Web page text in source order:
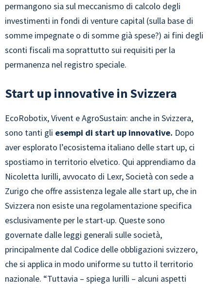
permangono sia sul meccanismo di calcolo degli
investimenti in fondi di venture capital (sulla base di
somme impegnate o di somme già spese?) ai fini degli
sconti fiscali ma soprattutto sui requisiti per la
permanenza nel registro speciale.
Start up innovative in Svizzera
EcoRobotix, Vivent e AgroSustain: anche in Svizzera,
sono tanti gli esempi di start up innovative. Dopo
aver esplorato l’ecosistema italiano delle start up, ci
spostiamo in territorio elvetico. Qui apprendiamo da
Nicoletta Iurilli, avvocato di Lexr, Società con sede a
Zurigo che offre assistenza legale alle start up, che in
Svizzera non esiste una regolamentazione specifica
esclusivamente per le start-up. Queste sono
governate dalle leggi generali sulle società,
principalmente dal Codice delle obbligazioni svizzero,
che si applica in modo uniforme su tutto il territorio
nazionale. “Tuttavia – spiega Iurilli – alcuni aspetti